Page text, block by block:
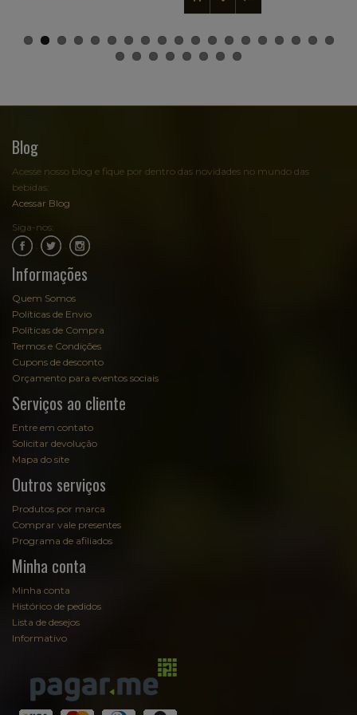
Blog
Acesse nosso blog e fique por dentro das novidades no mundo das
bebidas:
Acessar Blog
Siga-nos:
Informações
Quem Somos
Políticas de Envio
Políticas de Compra
Termos e Condições
Cupons de desconto
Orçamento para eventos sociais
Serviços ao cliente
Entre em contato
Solicitar devolução
Mapa do site
Outros serviços
Produtos por marca
Comprar vale presentes
Programa de afiliados
Minha conta
Minha conta
Histórico de pedidos
Lista de desejos
Informativo